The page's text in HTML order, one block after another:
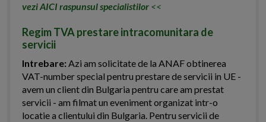
vezi AICI raspunsul specialistilor <<
Regim TVA prestare intracomunitara de
servicii
Intrebare:Azi am solicitate de la ANAF obtinerea
VAT-number special pentru prestare de servicii in UE -
avem un client din Bulgaria pentru care am prestat
servicii - am filmat un eveniment organizat intr-o
locatie a clientului din Bulgaria. Pentru servicii de